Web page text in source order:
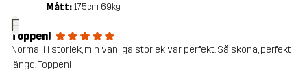
F
Mått: 175cm, 69kg
Toppen!
Normal i i storlek, min vanliga storlek var perfekt. Så sköna, perfekt
längd. Toppen!